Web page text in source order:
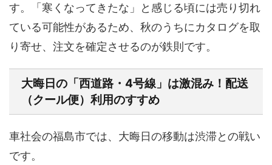
す。「寒くなってきたな」と感じる頃には売り切れ
ている可能性があるため、秋のうちにカタログを取
り寄せ、注文を確定させるのが鉄則です。
大晦日の「西道路・4号線」は激混み！配送
（クール便）利用のすすめ
車社会の福島市では、大晦日の移動は渋滞との戦い
です。